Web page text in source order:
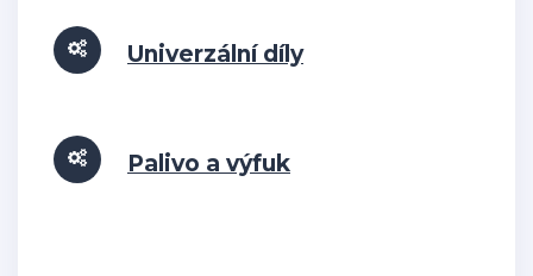
Univerzální díly
Palivo a výfuk